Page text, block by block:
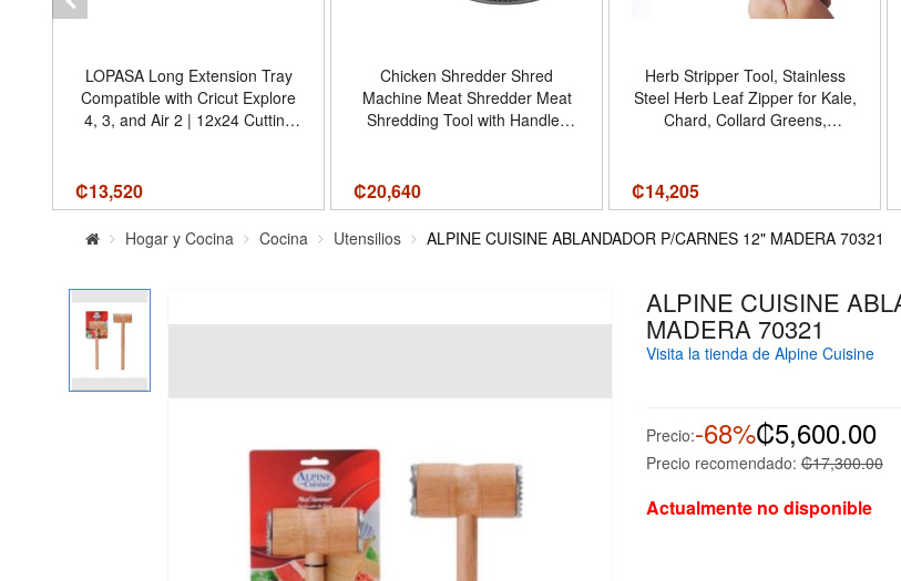
LOPASA Long Extension Tray
Compatible with Cricut Explore
4, 3, and Air 2 | 12x24 Cutting
Nombre de estilo Explore 2/3/4
₡13,520
Chicken Shredder Shred
Machine Meat Shredder Meat
Shredding Tool with Handles
Beef Chicken Alternative to
Bear Claws 1pc 8inch Black -
Color Black
₡20,640
Herb Stripper Tool, Stainless
Steel Herb Leaf Zipper for Kale,
Chard, Collard Greens,
₡14,205
Hogar y Cocina Cocina Utensilios ALPINE CUISINE ABLANDADOR P/CARNES 12" MADERA 70321
ALPINE CUISINE
MADERA 70321
Visita la tienda de Alpine Cuisine
Precio:-68%₡5,600.00
Precio recomendado: ₡17,300.00
Actualmente no disponible